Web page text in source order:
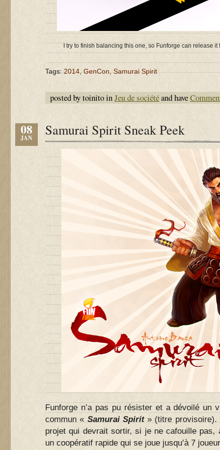
I try to finish balancing this one, so Funforge can release
Tags:2014,GenCon,Samurai Spirit
posted by toinito inJeu de sociétéand have
08
JAN Samurai Spirit Sneak Peek
Funforge n’a pas pu résister et a dévoilé un
commun « Samurai Spirit» (titre provisoire).
projet qui devrait sortir, si je ne cafouille pas,
un coopératif rapide qui se joue jusqu’à 7